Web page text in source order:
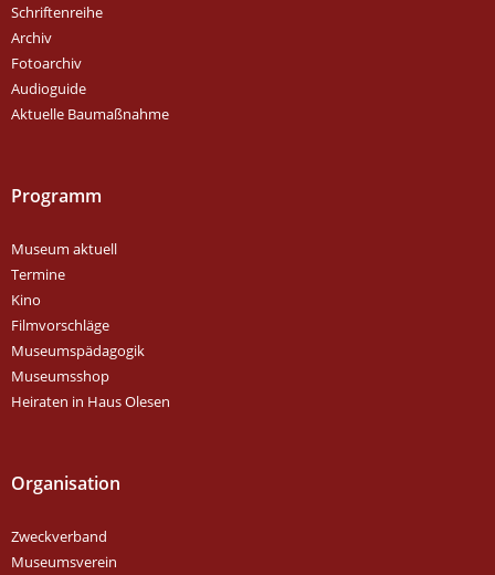
Schriftenreihe
Archiv
Fotoarchiv
Audioguide
Aktuelle Baumaßnahme
Programm
Museum aktuell
Termine
Kino
Filmvorschläge
Museumspädagogik
Museumsshop
Heiraten in Haus Olesen
Organisation
Zweckverband
Museumsverein